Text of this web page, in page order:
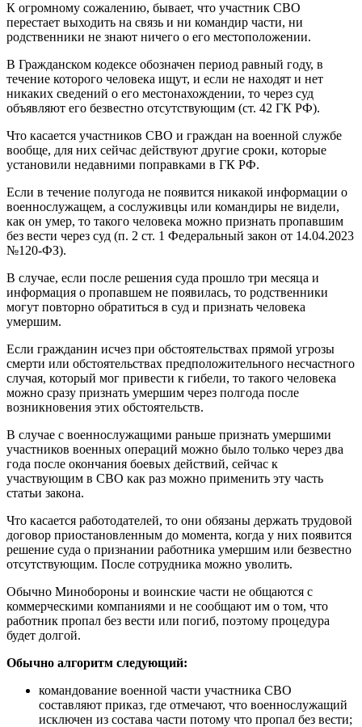
К огромному сожалению, бывает, что участник СВО
перестает выходить на связь и ни командир части, ни
родственники не знают ничего о его местоположении.
В Гражданском кодексе обозначен период равный году, в
течение которого человека ищут, и если не находят и нет
никаких сведений о его местонахождении, то через суд
объявляют его безвестно отсутствующим (ст. 42 ГК РФ).
Что касается участников СВО и граждан на военной службе
вообще, для них сейчас действуют другие сроки, которые
установили недавними поправками в ГК РФ.
Если в течение полугода не появится никакой информации о
военнослужащем, а сослуживцы или командиры не видели,
как он умер, то такого человека можно признать пропавшим
без вести через суд (п. 2 ст. 1 Федеральный закон от 14.04.2023
№120-ФЗ).
В случае, если после решения суда прошло три месяца и
информация о пропавшем не появилась, то родственники
могут повторно обратиться в суд и признать человека
умершим.
Если гражданин исчез при обстоятельствах прямой угрозы
смерти или обстоятельствах предположительного несчастного
случая, который мог привести к гибели, то такого человека
можно сразу признать умершим через полгода после
возникновения этих обстоятельств.
В случае с военнослужащими раньше признать умершими
участников военных операций можно было только через два
года после окончания боевых действий, сейчас к
участвующим в СВО как раз можно применить эту часть
статьи закона.
Что касается работодателей, то они обязаны держать трудовой
договор приостановленным до момента, когда у них появится
решение суда о признании работника умершим или безвестно
отсутствующим. После сотрудника можно уволить.
Обычно Минобороны и воинские части не общаются с
коммерческими компаниями и не сообщают им о том, что
работник пропал без вести или погиб, поэтому процедура
будет долгой.
Обычно алгоритм следующий:
командование военной части участника СВО
составляют приказ, где отмечают, что военнослужащий
исключен из состава части потому что пропал без вести;